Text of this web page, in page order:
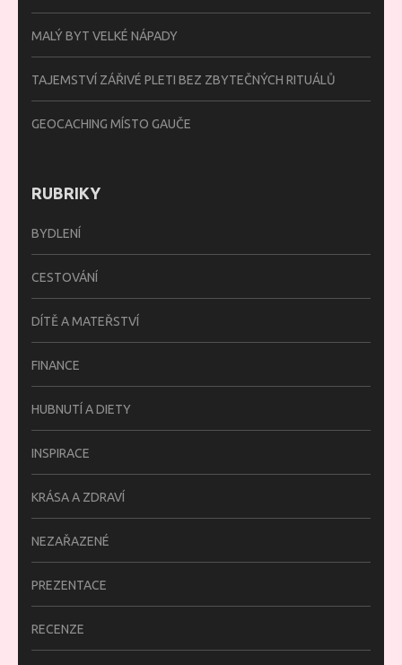
MALÝ BYT VELKÉ NÁPADY
TAJEMSTVÍ ZÁŘIVÉ PLETI BEZ ZBYTEČNÝCH RITUÁLŮ
GEOCACHING MÍSTO GAUČE
RUBRIKY
BYDLENÍ
CESTOVÁNÍ
DÍTĚ A MATEŘSTVÍ
FINANCE
HUBNUTÍ A DIETY
INSPIRACE
KRÁSA A ZDRAVÍ
NEZAŘAZENÉ
PREZENTACE
RECENZE